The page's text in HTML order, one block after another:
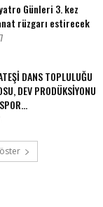
Günleri 3. kez
rüzgarı estirecek
DANS TOPLULUĞU
DEV PRODÜKSİYONU